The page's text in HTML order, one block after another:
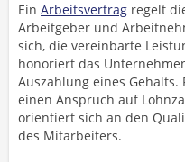
Ein Arbeitsvertrag regelt
Arbeitgeber und
sich, die vereinbarte
honoriert das
Auszahlung eines
einen Anspruch auf
orientiert sich an den
des Mitarbeiters.